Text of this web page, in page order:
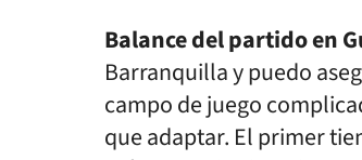
Balance del partido en
Barranquilla y puedo
campo de juego
que adaptar. El primer